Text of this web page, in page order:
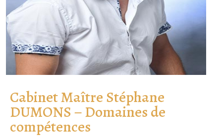
Cabinet Maître Stéphane
DUMONS – Domaines de
compétences